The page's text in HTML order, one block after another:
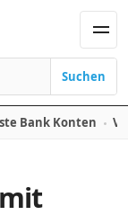
Suchen
Bank Konten